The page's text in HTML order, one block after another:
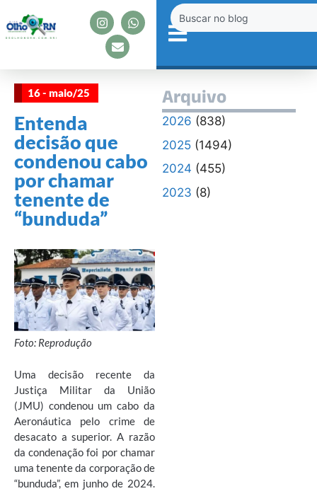
16 - maio/25
Entenda
decisão que
condenou cabo
por chamar
tenente de
“bunduda”
Foto: Reprodução
Uma decisão recente da
Justiça Militar da União
(JMU) condenou um cabo da
Aeronáutica pelo crime de
desacato a superior. A razão
da condenação foi por chamar
uma tenente da corporação de
“bunduda”, em junho de 2024.
Arquivo
2026 (838)
2025(1494)
2024 (455)
2023 (8)